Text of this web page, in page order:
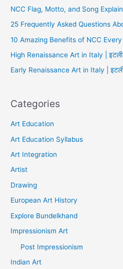
NCC Flag, Motto, and Song
25 Frequently Asked Questions
10 Amazing Benefits of NCC
High Renaissance Art in Italy | इटली
Early Renaissance Art in Italy | इटली
Categories
Art Education
Art Education Syllabus
Art Integration
Artist
Drawing
European Art History
Explore Bundelkhand
Impressionism Art
Post Impressionism
Indian Art